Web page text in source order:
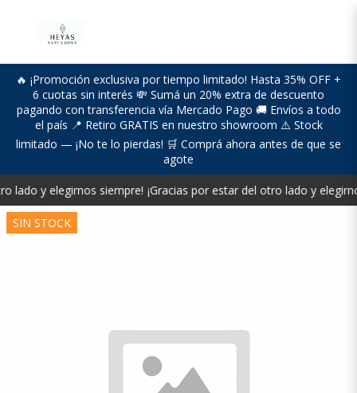
🔥 ¡Promoción exclusiva por tiempo limitado! Hasta 35% OFF +
6 cuotas sin interés 💸 Sumá un 20% extra de descuento
pagando con transferencia vía Mercado Pago 🚚 Envíos a todo
el país 📍 Retiro GRATIS en nuestro showroom ⚠️ Stock
limitado — ¡No te lo pierdas! 🛒 Comprá ahora antes de que se
agote
lado y elegirnos siempre! ¡Gracias por estar del otro lado y
SIN STOCK